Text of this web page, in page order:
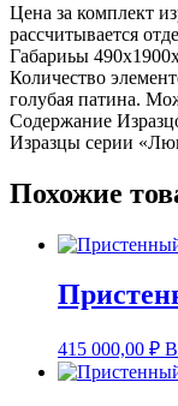
Цена за комплект
рассчитывается
Габариьы
Количество
голубая патина.
Содержание
Изразцы серии
Похожие
415 000,00 ₽ В